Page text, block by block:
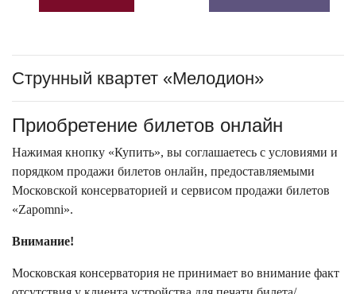
Струнный квартет «Мелодион»
Приобретение билетов онлайн
Нажимая кнопку «Купить», вы соглашаетесь с условиями и
порядком продажи билетов онлайн, предоставляемыми
Московской консерваторией и сервисом продажи билетов
«Zapomni».
Внимание!
Московская консерватория не принимает во внимание факт